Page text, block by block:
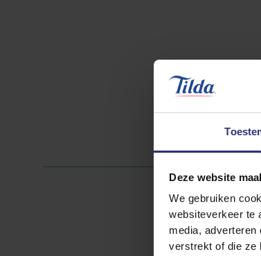
Deze website
We gebruiken
websiteverkeer te
media,
verstrekt of die ze